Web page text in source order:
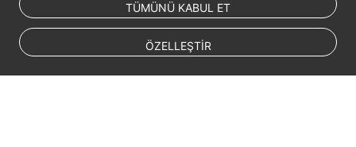
FAQs
Troubleshooting
TÜMÜNÜ KABUL ET
ÖZELLEŞTİR